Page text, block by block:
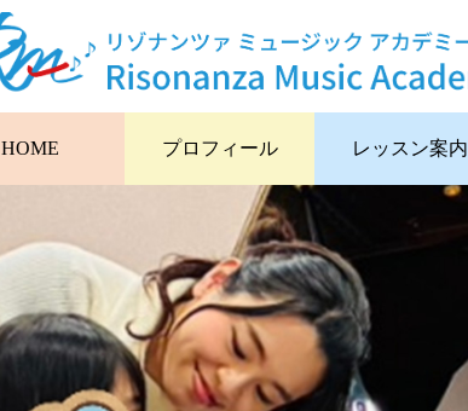
HOME プロフィール レッスン案内